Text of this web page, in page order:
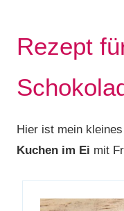
Rezept
Hier ist mein
Kuchen im Ei mit